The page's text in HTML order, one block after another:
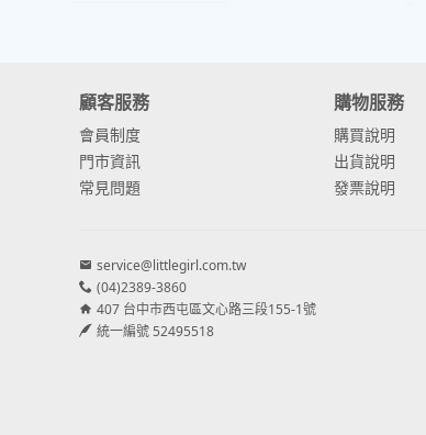
顧客服務
會員制度
門市資訊
常見問題
購物服務
購買說明
出貨說明
發票說明
service@littlegirl.com.tw
(04)2389-3860
407 台中市西屯區文心路三段155-1號
統一編號 52495518